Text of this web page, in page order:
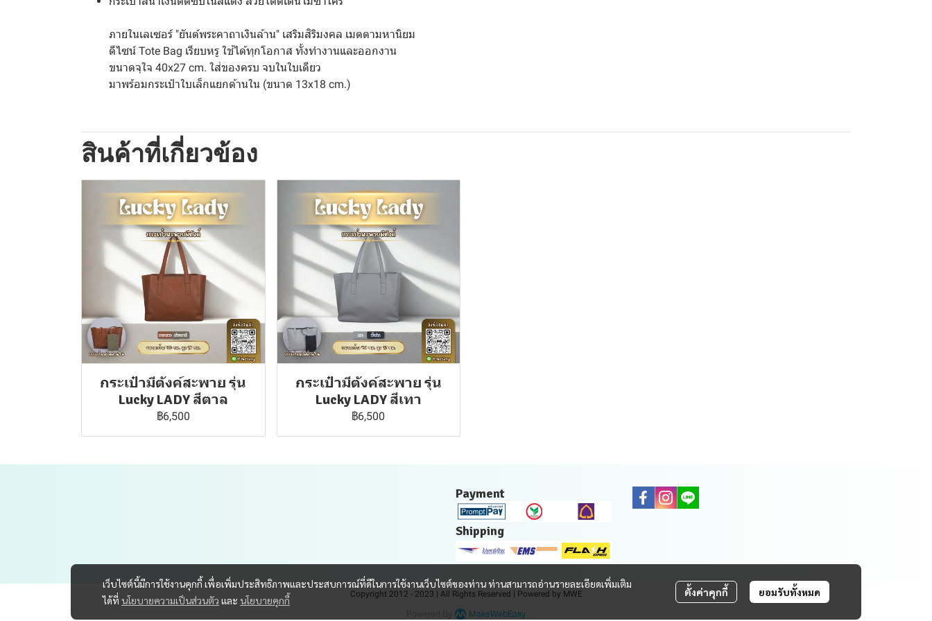
ภายในเลเซอร์ "ยันต์พระคาถาเงินล้าน" เสริมสิริมงคล เมตตามหานิยม
ดีไซน์ Tote Bag เรียบหรู ใช้ได้ทุกโอกาส ทั้งทำงานและออกงาน
ขนาดจุใจ 40x27 cm. ใส่ของครบ จบในใบเดียว
มาพร้อมกระเป๋าใบเล็กแยกด้านใน (ขนาด 13x18 cm.)
สินค้าที่เกี่ยวข้อง
กระเป๋ามีตังค์สะพาย รุ่น
Lucky LADY สีตาล
฿6,500
กระเป๋ามีตังค์สะพาย รุ่น
Lucky LADY สีเทา
฿6,500
เว็บไซต์นี้มีการใช้งานคุกกี้ เพื่อเพิ่มประสิทธิภาพและประสบการณ์ที่ดีในการใช้งานเว็บไซต์ของท่าน ท่านสามารถอ่านรายละเอียดเพิ่มเติม
ได้ที่ นโยบายความเป็นส่วนตัว และ นโยบายคุกกี้
ตั้งค่าคุกกี้ ยอมรับทั้งหมด
Payment
Shipping
Copyright 2012 - 2023 | All Rights Reserved | Powered by MWE
MakeWebEasy